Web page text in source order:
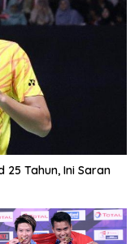
25 Tahun, Ini Saran